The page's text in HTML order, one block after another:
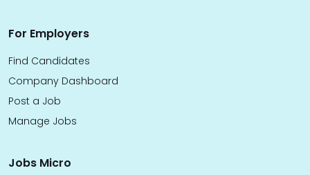
For Employers
Find Candidates
Company Dashboard
Post a Job
Manage Jobs
Jobs Micro